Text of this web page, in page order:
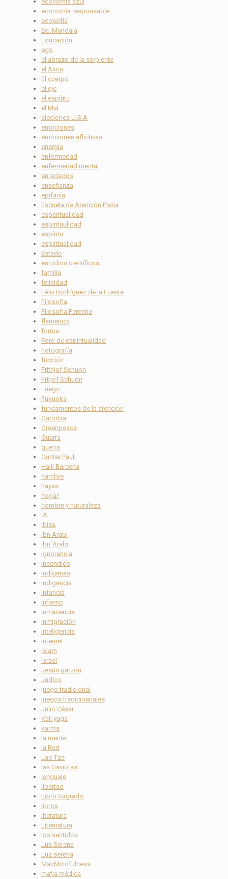
economía responsable
ecosofía
Ed. Mandala
Educación
ego
el abrazo de la serpiente
el Alma
El cuerpo
el eje
el espíritu
el Mal
eleciones U.S.A
emociones
emociones aflictivas
energía
enfermedad
enfermedad mental
enredados
enseñanza
epifanía
Escuela de Atención Plena
esperitualidad
espiritaulidad
espíritu
espiritualidad
Estado
estudios científicos
familia
felicidad
Félix Rodríguez de la Fuente
Filosofía
Filosofía Perenne
flamenco
forma
Foro de espiritualidad
Fotografía
fricción
Frithjof Schuon
Fritjof Schuon
Fuego
Fukuoka
fundamentos de la atención
Garrotxa
Greenpeace
Guarra
guerra
Gunter Pauli
Halil Barcena
hambre
hayas
hogar
hombre y naturaleza
IA
Ibiza
Ibn Arabi
ibn´Arabi
Ignorancia
incendios
indígenas
indigencia
infancia
infierno
inmanencia
inmigración
inteligencia
internet
Islam
Israel
Jesús garzón
Judíos
juego tradicional
juegos tradicioanales
Julio César
Kali yuga
karma
la mente
la Red
Lao Tze
las Gaviotas
lenguaje
libertad
Libro Sagrado
libros
literatura
Liternatura
los sentidos
Lus Serena
Luz serena
MacMindfulness
mafia médica